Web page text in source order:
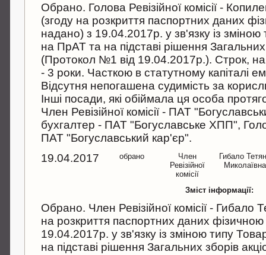
Обрано. Голова Ревізійної комісії -
(згоду на розкриття паспортних даних
надано) з 19.04.2017р. у зв'язку із
на ПрАТ та на підставі рішення Загальних
(Протокол №1 від 19.04.2017р.). Строк,
- 3 роки. Часткою в статутному капіталі
Відсутня непогашена судимість за
Інші посади, які обіймала ця особа
Член Ревізійної комісії - ПАТ
бухгалтер - ПАТ "Богуславське ХПП",
ПАТ "Богуславський кар'єр".
19.04.2017
обрано
Член
Ревізійної
комісії
Гибало
Миколаївна
Зміст інформації:
Обрано. Член Ревізійної комісії - Гибало
на розкриття паспортних даних
19.04.2017р. у зв'язку із зміною типу
на підставі рішення Загальних зборів